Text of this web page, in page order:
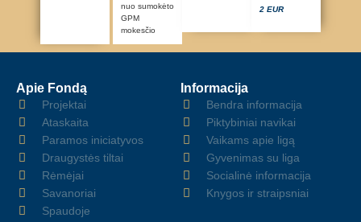
nuo sumokėto
GPM
mokesčio
2 EUR
Apie Fondą
Projektai
Ataskaita
Paramos iniciatyvos
Draugystės tiltai
Rėmėjai
Savanoriai
Spaudoje
Informacija
Bendra informacija
Piktybiniai navikai
Vaikams apie ligą
Gyvenimas su liga
Socialinė informacija
Knygos ir straipsniai